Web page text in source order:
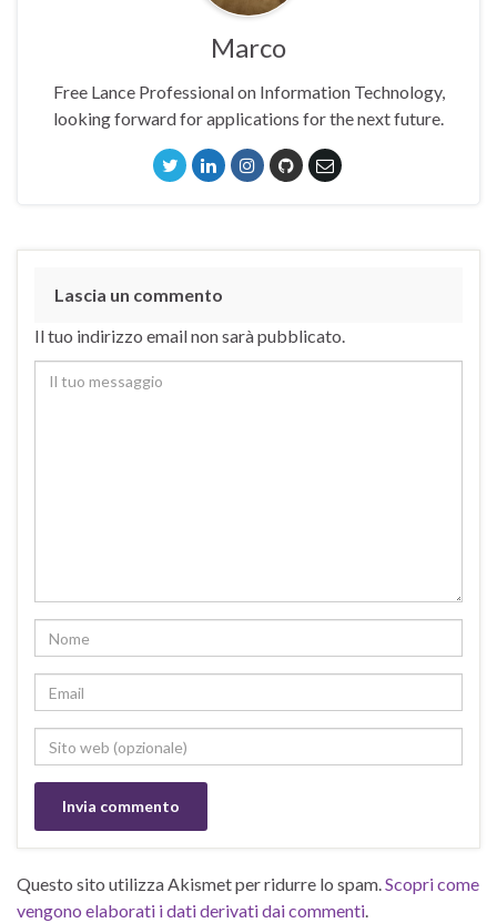
Marco
Free Lance Professional on Information Technology,
looking forward for applications for the next future.
Lascia un commento
Il tuo indirizzo email non sarà pubblicato.
Questo sito utilizza Akismet per ridurre lo spam.Scopri come
vengono elaborati i dati derivati dai commenti.